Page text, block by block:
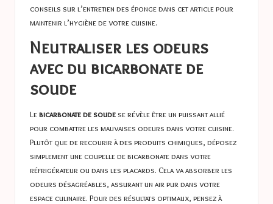
conseils sur l’entretien des éponge dans cet articlepour
maintenir l’hygiène de votre cuisine.
Neutraliser les odeurs
avec du bicarbonate de
soude
Lebicarbonate de soude se révèle être un puissant allié
pour combattre les mauvaises odeurs dans votre cuisine.
Plutôt que de recourir à des produits chimiques, déposez
simplement une coupelle de bicarbonate dans votre
réfrigérateur ou dans les placards. Cela va absorber les
odeurs désagréables, assurant un air pur dans votre
espace culinaire. Pour des résultats optimaux, pensez à